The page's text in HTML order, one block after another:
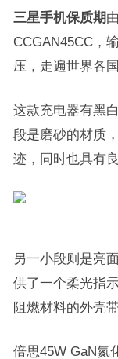
三星手机保质期
CCGAN45CC，
压，走遍世界各
这款充电器有黑
段是磨砂的材质
迹，同时也具有
另一小段则是亮
供了一个柔光指
阻燃材料的外壳
倍思45W GaN氮